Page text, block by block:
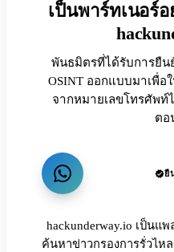
เป็นพาร์ทเนอร์
พันธมิตรที่ได้รับการยืน
OSINT ออกแบบมาเพื่อ
จากหมายเลขโทรศัพ
ตอ
ยื
hackunderway.io เป็นแ
ค้นหาข่าวกรองการรั่วไห